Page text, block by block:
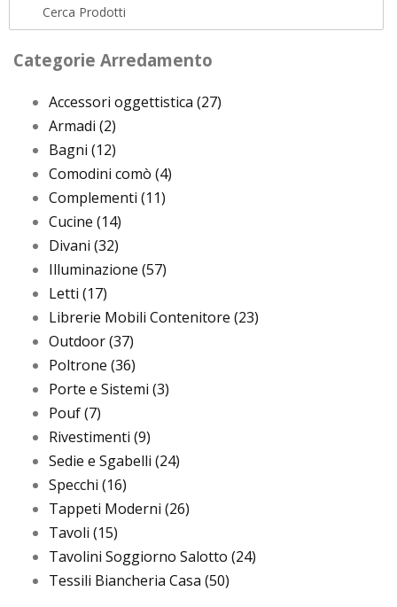
Categorie Arredamento
Accessori oggettistica (27)
Armadi (2)
Bagni (12)
Comodini comò (4)
Complementi (11)
Cucine (14)
Divani (32)
Illuminazione (57)
Letti (17)
Librerie Mobili Contenitore (23)
Outdoor(37)
Poltrone (36)
Porte e Sistemi (3)
Pouf(7)
Rivestimenti (9)
Sedie e Sgabelli (24)
Specchi (16)
Tappeti Moderni (26)
Tavoli (15)
Tavolini Soggiorno Salotto (24)
Tessili Biancheria Casa (50)